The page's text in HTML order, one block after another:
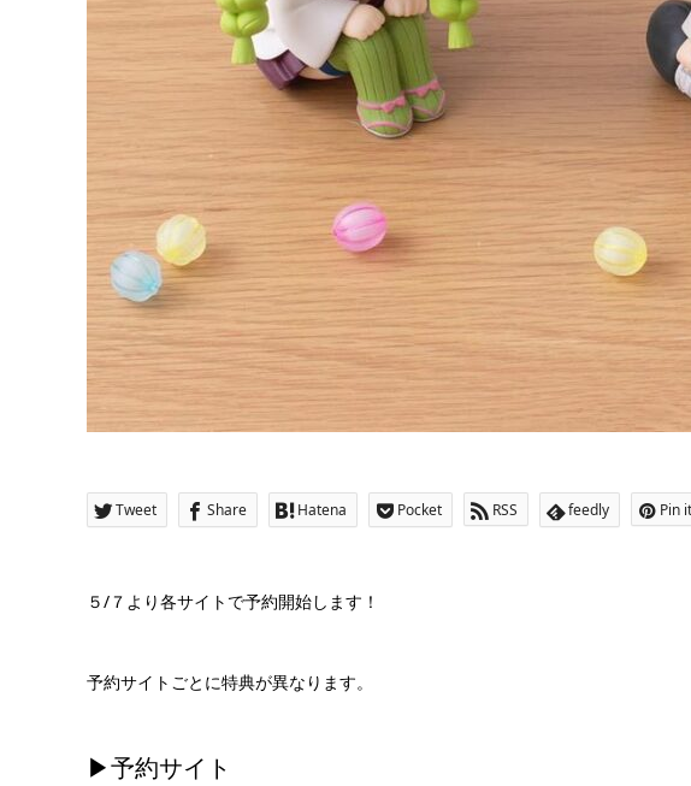
Tweet Share Hatena Pocket RSS feedly Pin it
５/７より各サイトで予約開始します！
予約サイトごとに特典が異なります。
▶予約サイト